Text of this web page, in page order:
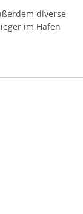
diverse
im Hafen